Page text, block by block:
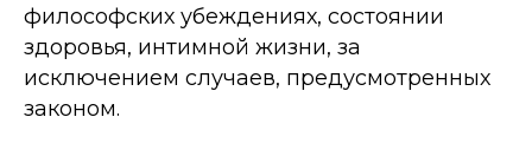
философских убеждениях, состоянии
здоровья, интимной жизни, за
исключением случаев, предусмотренных
законом.